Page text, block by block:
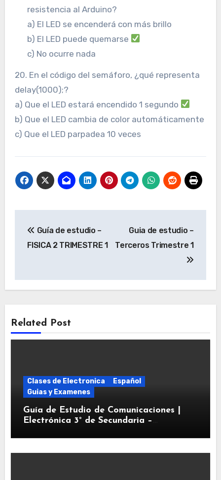
resistencia al Arduino?
a) El LED se encenderá con más brillo
b) El LED puede quemarse
c) No ocurre nada
20. En el código del semáforo, ¿qué representa
delay(1000);?
a) Que el LED estará encendido 1 segundo
b) Que el LED cambia de color automáticamente
c) Que el LED parpadea 10 veces
de
Guía de estudio –
FISICA 2 TRIMESTRE 1
Guia de estudio –
Terceros Trimestre 1
Related Post
Clases de Electronica
Español
Guias y Examenes
Guía de Estudio de Comunicaciones |
Electrónica 3° de Secundaria –